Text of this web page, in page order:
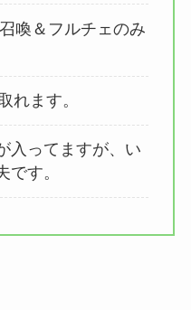
喚＆フルチェのみ
れます。
入ってますが、い
です。